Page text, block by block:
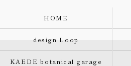
HOME
design Loop
KAEDE botanical garage